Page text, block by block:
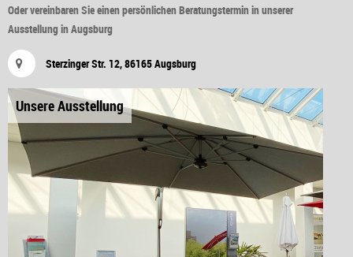
Oder vereinbaren Sie einen persönlichen Beratungstermin in unserer
Ausstellung in Augsburg
Sterzinger Str. 12, 86165 Augsburg
Unsere Ausstellung